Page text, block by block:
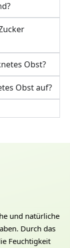
Obst?
Obst auf?
und natürliche
Durch das
Feuchtigkeit